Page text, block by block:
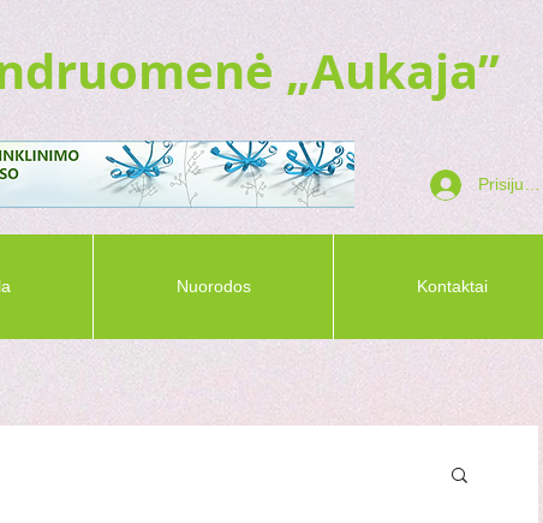
„Aukaja”
Prisijungti
Nuorodos Kontaktai